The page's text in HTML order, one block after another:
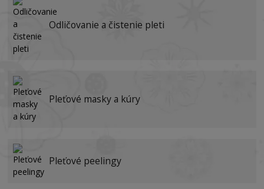
Odličovanie a čistenie pleti
Pleťové masky a kúry
Pleťové peelingy